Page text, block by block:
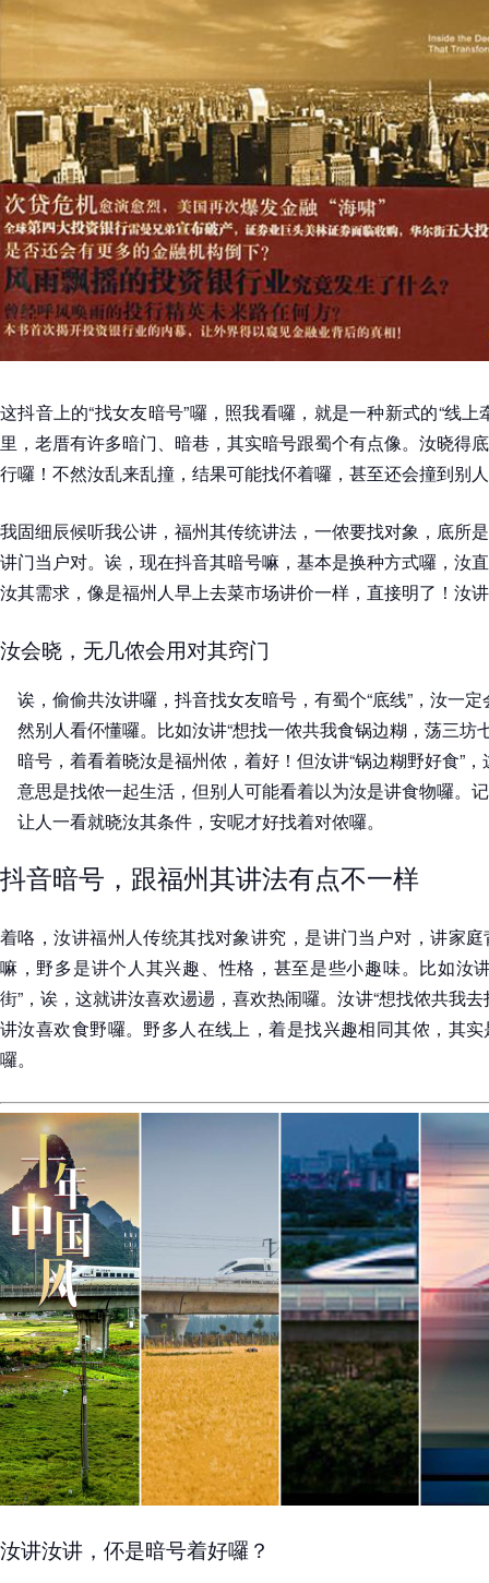
这抖音上的“找女友暗号”囉，照我看囉，就是一种新式的“线
里，老厝有许多暗门、暗巷，其实暗号跟蜀个有点像。汝晓得
行囉！不然汝乱来乱撞，结果可能找伓着囉，甚至还会撞到别
我固细辰候听我公讲，福州其传统讲法，一侬要找对象，底所
讲门当户对。诶，现在抖音其暗号嘛，基本是换种方式囉，汝
汝其需求，像是福州人早上去菜市场讲价一样，直接明了！汝
汝会晓，无几侬会用对其窍门
诶，偷偷共汝讲囉，抖音找女友暗号，有蜀个“底线”，汝一
然别人看伓懂囉。比如汝讲“想找一侬共我食锅边糊，荡三坊
暗号，着看着晓汝是福州侬，着好！但汝讲“锅边糊野好食”
意思是找侬一起生活，但别人可能看着以为汝是讲食物囉。
让人一看就晓汝其条件，安呢才好找着对侬囉。
抖音暗号，跟福州其讲法有点不一样
着咯，汝讲福州人传统其找对象讲究，是讲门当户对，讲家
嘛，野多是讲个人其兴趣、性格，甚至是些小趣味。比如汝
街”，诶，这就讲汝喜欢逿逿，喜欢热闹囉。汝讲“想找侬共我
讲汝喜欢食野囉。野多人在线上，着是找兴趣相同其侬，其
囉。
汝讲汝讲，伓是暗号着好囉？